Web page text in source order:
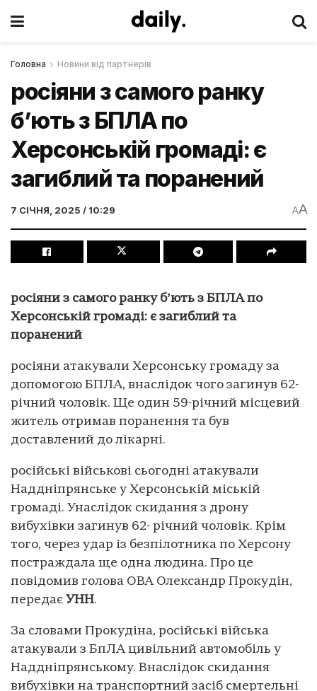
Головна Новини від партнерів
росіяни з самого ранку
бʼють з БПЛА по
Херсонській громаді: є
загиблий та поранений
7 СІЧНЯ, 2025 / 10:29 AA
росіяни з самого ранку бʼють з БПЛА по
Херсонській громаді: є загиблий та
поранений
росіяни атакували Херсонську громаду за
допомогою БПЛА, внаслідок чого загинув 62-
річний чоловік. Ще один 59-річний місцевий
житель отримав поранення та був
доставлений до лікарні.
російські військові сьогодні атакували
Наддніпрянське у Херсонській міській
громаді. Унаслідок скидання з дрону
вибухівки загинув 62- річний чоловік. Крім
того, через удар із безпілотника по Херсону
постраждала ще одна людина. Про це
повідомив голова ОВА Олександр Прокудін,
передає УНН.
За словами Прокудіна, російські війська
атакували з БпЛА цивільний автомобіль у
Наддніпрянському. Внаслідок скидання
вибухівки на транспортний засіб смертельні